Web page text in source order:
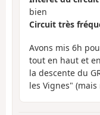
bien
Circuit très
Avons mis 6h
tout en haut et
la descente du
les Vignes"